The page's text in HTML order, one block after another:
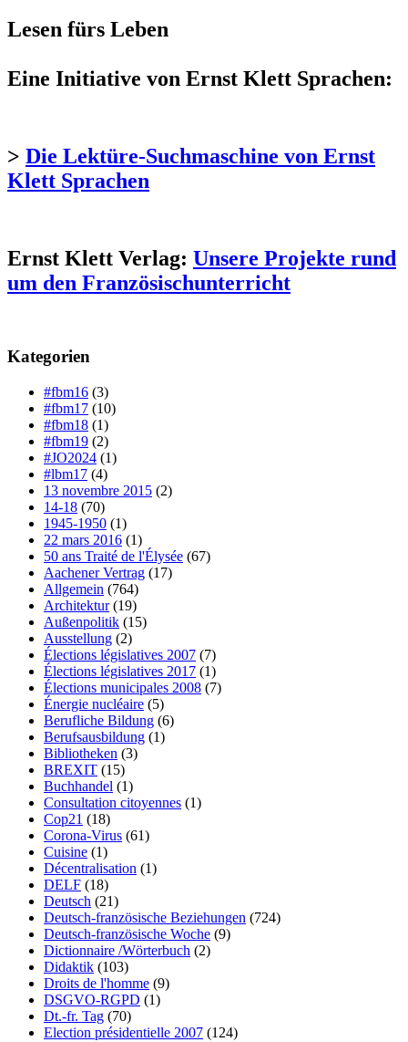
Lesen fürs Leben
Eine Initiative von Ernst Klett Sprachen:
> Die Lektüre-Suchmaschine von Ernst
Klett Sprachen
Ernst Klett Verlag: Unsere Projekte rund
um den Französischunterricht
Kategorien
#fbm16 (3)
#fbm17 (10)
#fbm18 (1)
#fbm19 (2)
#JO2024 (1)
#lbm17 (4)
13 novembre 2015 (2)
14-18 (70)
1945-1950 (1)
22 mars 2016 (1)
50 ans Traité de l'Élysée (67)
Aachener Vertrag (17)
Allgemein (764)
Architektur(19)
Außenpolitik (15)
Ausstellung (2)
Élections législatives 2007 (7)
Élections législatives 2017 (1)
Élections municipales 2008 (7)
Énergie nucléaire (5)
Berufliche Bildung (6)
Berufsausbildung (1)
Bibliotheken (3)
BREXIT (15)
Buchhandel (1)
Consultation citoyennes (1)
Cop21 (18)
Corona-Virus (61)
Cuisine (1)
Décentralisation (1)
DELF (18)
Deutsch (21)
Deutsch-französische Beziehungen (724)
Deutsch-französische Woche (9)
Dictionnaire /Wörterbuch (2)
Didaktik (103)
Droits de l'homme (9)
DSGVO-RGPD (1)
Dt.-fr. Tag (70)
Election présidentielle 2007 (124)